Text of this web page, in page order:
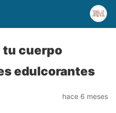
tu cuerpo
edulcorantes
hace 6 meses